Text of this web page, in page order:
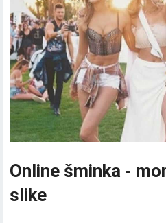
Online šminka -
slike